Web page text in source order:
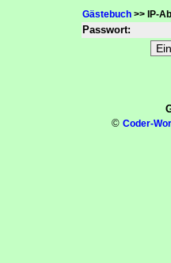
Gästebuch >> IP-
Passwort:
© Coder-